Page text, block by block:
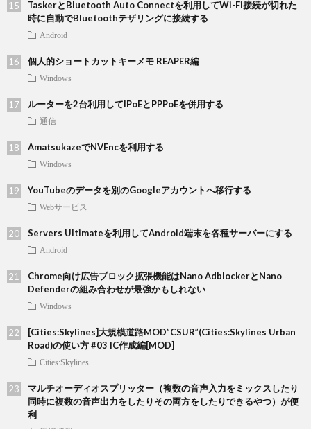
TaskerとBluetooth Auto Connectを利用してWi-Fi接続が切れた
時に自動でBluetoothテザリングに接続する
Android
個人的ショートカットキーメモ REAPER編
Windows
ルーターを2台利用してIPoEとPPPoEを併用する
通信
AmatsukazeでNVEncを利用する
Windows
YouTubeのデータを別のGoogleアカウントへ移行する
Webサービス
Servers Ultimateを利用してAndroid端末を各種サーバーにする
Android
Chrome向け広告ブロック拡張機能はNano AdblockerとNano
Defenderの組み合わせが最強かもしれない
Windows
[Cities:Skylines]大規模道路MOD”CSUR”(Cities:Skylines Urban
Road)の使い方 #03 IC作成編[MOD]
Cities:Skylines
マルチオーディオスプリッター（複数の音声入力をミックスしたり
同時に複数の音声出力をしたりその両方をしたりできるやつ）が便
利